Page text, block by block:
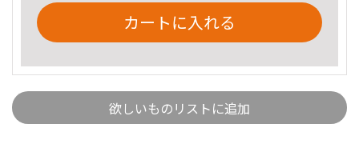
カートに入れる
欲しいものリストに追加